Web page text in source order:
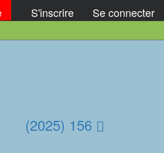
S'inscrire Se connecter
(2025) 156